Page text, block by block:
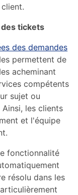
des tickets
des demandes
permettent de
acheminant
compétents
sujet ou
les clients
et l'équipe
fonctionnalité
résolu dans les